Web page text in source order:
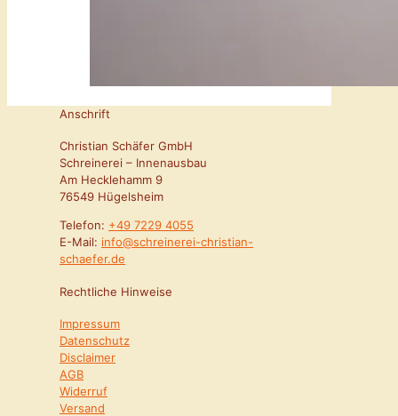
Anschrift
Christian Schäfer GmbH
Schreinerei – Innenausbau
Am Hecklehamm 9
76549 Hügelsheim
Telefon: +49 7229 4055
E-Mail: info@schreinerei-christian-
schaefer.de
Rechtliche Hinweise
Impressum
Datenschutz
Disclaimer
AGB
Widerruf
Versand